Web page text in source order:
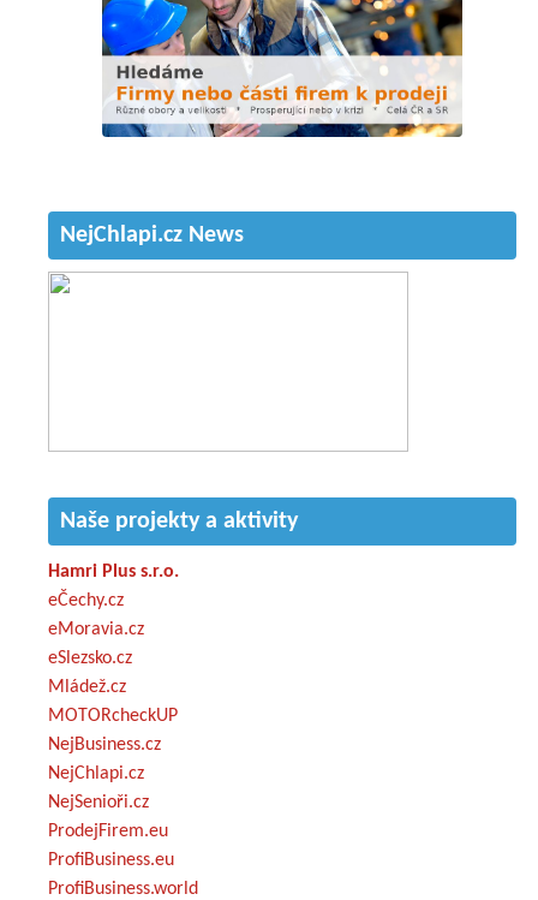
NejChlapi.cz News
Naše projekty a aktivity
Hamri Plus s.r.o.
eČechy.cz
eMoravia.cz
eSlezsko.cz
Mládež.cz
MOTORcheckUP
NejBusiness.cz
NejChlapi.cz
NejSenioři.cz
ProdejFirem.eu
ProfiBusiness.eu
ProfiBusiness.world